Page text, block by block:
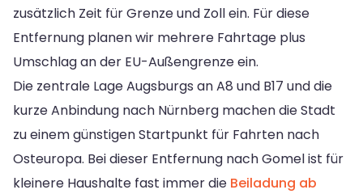
zusätzlich Zeit für Grenze und Zoll ein. Für diese
Entfernung planen wir mehrere Fahrtage plus
Umschlag an der EU-Außengrenze ein.
Die zentrale Lage Augsburgs an A8 und B17 und die
kurze Anbindung nach Nürnberg machen die Stadt
zu einem günstigen Startpunkt für Fahrten nach
Osteuropa. Bei dieser Entfernung nach Gomel ist für
kleinere Haushalte fast immer die Beiladung ab